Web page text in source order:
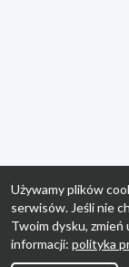
Używamy plików
serwisów. Jeśli nie
Twoim dysku,
informacji: polityka